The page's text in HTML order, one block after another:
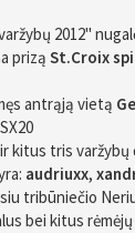
2012"
prizą St.Croix
antrąją vietą
kitus tris
audriuxx,
tribūniečio
bei kitus